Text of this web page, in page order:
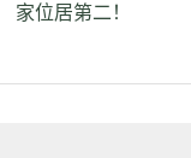
家位居第二！